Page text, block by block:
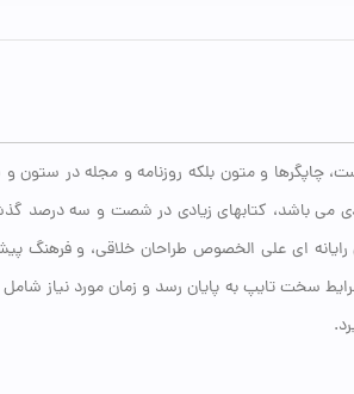
چاپگرها و متون بلکه روزنامه و مجله در ستون و
می باشد، کتابهای زیادی در شصت و سه درصد
رایانه ای علی الخصوص طراحان خلاقی، و فرهنگ
سخت تایپ به پایان رسد و زمان مورد نیاز